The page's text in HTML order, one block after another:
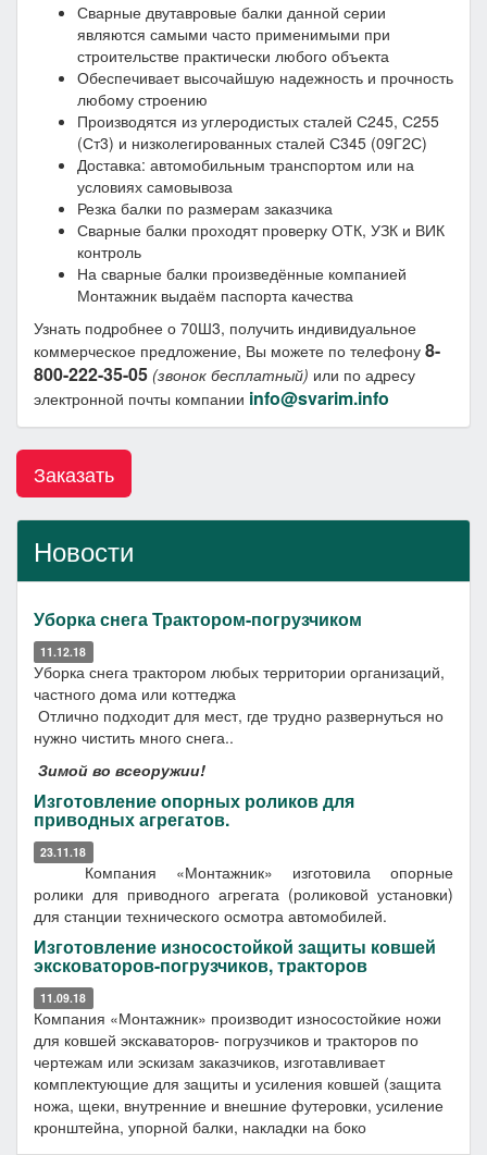
Сварные двутавровые балки данной серии
являются самыми часто применимыми при
строительстве практически любого объекта
Обеспечивает высочайшую надежность и прочность
любому строению
Производятся из углеродистых сталей С245, С255
(Ст3) и низколегированных сталей С345 (09Г2С)
Доставка: автомобильным транспортом или на
условиях самовывоза
Резка балки по размерам заказчика
Сварные балки проходят проверку ОТК, УЗК и ВИК
контроль
На сварные балки произведённые компанией
Монтажник выдаём паспорта качества
Узнать подробнее о 70Ш3, получить индивидуальное
коммерческое предложение, Вы можете по телефону 8-
800-222-35-05 (звонок бесплатный) или по адресу
электронной почты компании info@svarim.info
Заказать
Новости
Уборка снега Трактором-погрузчиком
11.12.18
Уборка снега трактором любых территории организаций,
частного дома или коттеджа
Отлично подходит для мест, где трудно развернуться но
нужно чистить много снега..
Зимой во всеоружии!
Изготовление опорных роликов для
приводных агрегатов.
23.11.18
Компания «Монтажник» изготовила опорные
ролики для приводного агрегата (роликовой установки)
для станции технического осмотра автомобилей.
Изготовление износостойкой защиты ковшей
эксковаторов-погрузчиков, тракторов
11.09.18
Компания «Монтажник» производит износостойкие ножи
для ковшей экскаваторов- погрузчиков и тракторов по
чертежам или эскизам заказчиков, изготавливает
комплектующие для защиты и усиления ковшей (защита
ножа, щеки, внутренние и внешние футеровки, усиление
кронштейна, упорной балки, накладки на боко